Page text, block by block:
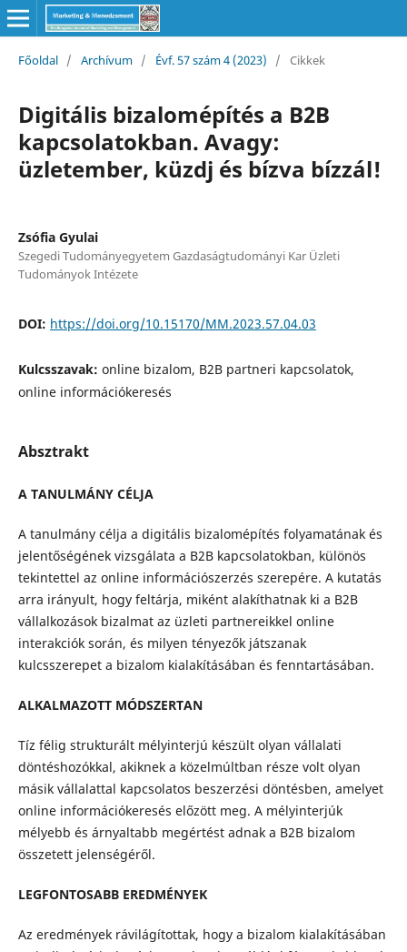
Főoldal / Archívum / Évf. 57 szám 4 (2023) / Cikkek
Digitális bizalomépítés a B2B
kapcsolatokban. Avagy:
üzletember, küzdj és bízva bízzál!
Zsófia Gyulai
Szegedi Tudományegyetem Gazdaságtudományi Kar Üzleti
Tudományok Intézete
DOI: https://doi.org/10.15170/MM.2023.57.04.03
Kulcsszavak: online bizalom, B2B partneri kapcsolatok,
online információkeresés
Absztrakt
A TANULMÁNY CÉLJA
A tanulmány célja a digitális bizalomépítés folyamatának és
jelentőségének vizsgálata a B2B kapcsolatokban, különös
tekintettel az online információszerzés szerepére. A kutatás
arra irányult, hogy feltárja, miként alakíthatnak ki a B2B
vállalkozások bizalmat az üzleti partnereikkel online
interakciók során, és milyen tényezők játszanak
kulcsszerepet a bizalom kialakításában és fenntartásában.
ALKALMAZOTT MÓDSZERTAN
Tíz félig strukturált mélyinterjú készült olyan vállalati
döntéshozókkal, akiknek a közelmúltban része volt olyan
másik vállalattal kapcsolatos beszerzési döntésben, amelyet
online információkeresés előzött meg. A mélyinterjúk
mélyebb és árnyaltabb megértést adnak a B2B bizalom
összetett jelenségéről.
LEGFONTOSABB EREDMÉNYEK
Az eredmények rávilágítottak, hogy a bizalom kialakításában